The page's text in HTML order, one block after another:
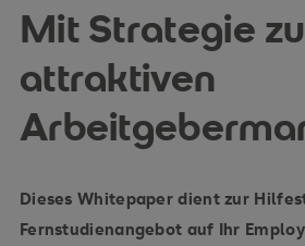
Mit Strategie
attraktiven
Dieses Whitepaper dient zur
Fernstudienangebot auf Ihr